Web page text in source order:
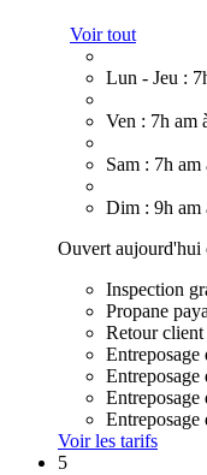
Voir tout
Lun - Jeu :
Ven : 7h am
Sam : 7h am
Dim : 9h am
Ouvert aujourd'hui
Inspection
Propane
Retour client
Entreposage
Entreposage
Entreposage
Voir les tarifs
5